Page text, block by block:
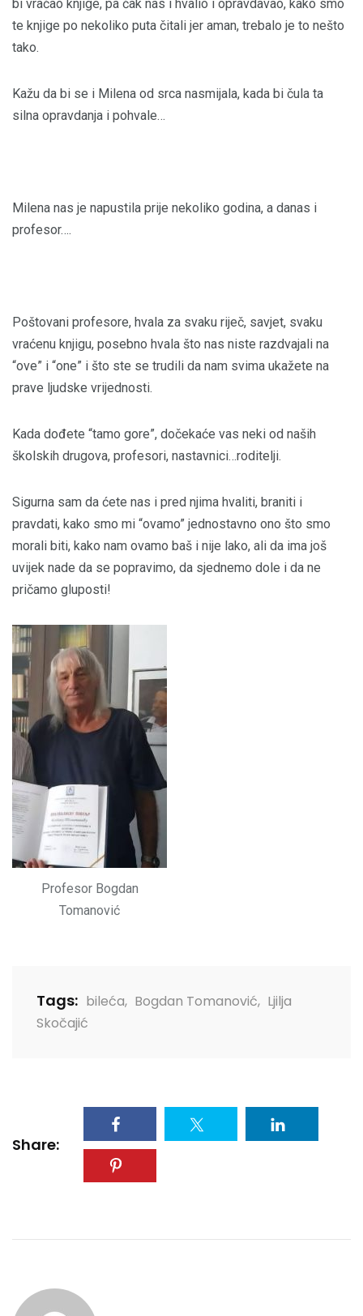
bi vraćao knjige, pa čak nas i hvalio i opravdavao, kako smo
te knjige po nekoliko puta čitali jer aman, trebalo je to nešto
tako.
Kažu da bi se i Milena od srca nasmijala, kada bi čula ta
silna opravdanja i pohvale…
Milena nas je napustila prije nekoliko godina, a danas i
profesor….
Poštovani profesore, hvala za svaku riječ, savjet, svaku
vraćenu knjigu, posebno hvala što nas niste razdvajali na
“ove” i “one” i što ste se trudili da nam svima ukažete na
prave ljudske vrijednosti.
Kada dođete “tamo gore”, dočekaće vas neki od naših
školskih drugova, profesori, nastavnici…roditelji.
Sigurna sam da ćete nas i pred njima hvaliti, braniti i
pravdati, kako smo mi “ovamo” jednostavno ono što smo
morali biti, kako nam ovamo baš i nije lako, ali da ima još
uvijek nade da se popravimo, da sjednemo dole i da ne
pričamo gluposti!
Profesor Bogdan
Tomanović
Tags: bileća, Bogdan Tomanović, Ljilja
Skočajić
Share: